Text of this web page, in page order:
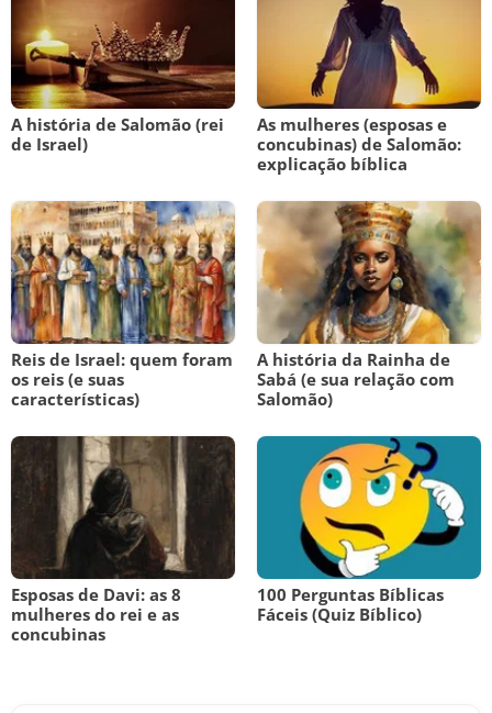
A história de Salomão (rei
de Israel)
As mulheres (esposas e
concubinas) de Salomão:
explicação bíblica
Reis de Israel: quem foram
os reis (e suas
características)
A história da Rainha de
Sabá (e sua relação com
Salomão)
Esposas de Davi: as 8
mulheres do rei e as
concubinas
100 Perguntas Bíblicas
Fáceis (Quiz Bíblico)